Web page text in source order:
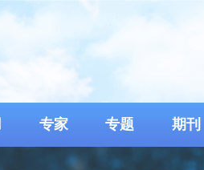
专家 专题 期刊